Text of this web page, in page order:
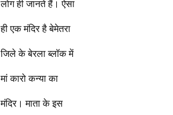
लोग ही जानते हैं। ऐसा
ही एक मंदिर है बेमेतरा
जिले के बेरला ब्लॉक में
मां कारो कन्या का
मंदिर। माता के इस